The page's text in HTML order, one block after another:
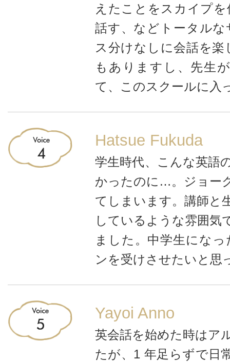
えたことをスカイプ
話す、などトータル
ス分けなしに会話を
もありますし、先生
て、このスクールに入
Hatsue Fukuda
学生時代、こんな英語
かったのに…。ジョー
てしまいます。講師と
しているような雰囲気
ました。中学生にな
ンを受けさせたいと思
Yayoi Anno
英会話を始めた時はア
たが、1 年足らずで日